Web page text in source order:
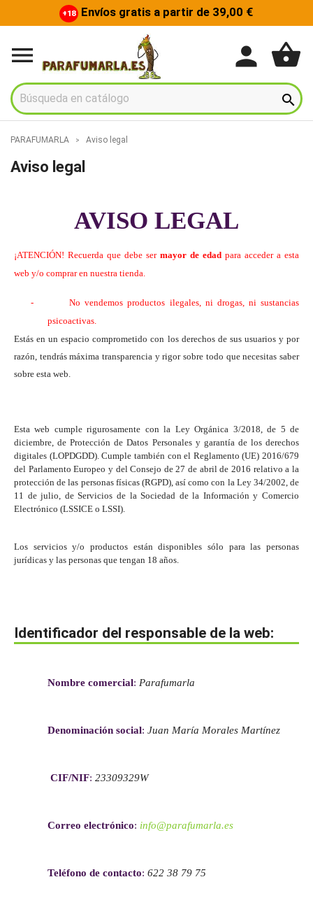
+18 Envíos gratis a partir de 39,00 €
 person shopping_basket

PARAFUMARLA Aviso legal
Aviso legal
AVISO LEGAL
¡ATENCIÓN! Recuerda que debe ser mayor de edad para acceder a esta
web y/o comprar en nuestra tienda.
-
No vendemos productos ilegales, ni drogas, ni sustancias
psicoactivas.
Estás en un espacio comprometido con los derechos de sus usuarios y por
razón, tendrás máxima transparencia y rigor sobre todo que necesitas saber
sobre esta web.
Esta web cumple rigurosamente con la Ley Orgánica 3/2018, de 5 de
diciembre, de Protección de Datos Personales y garantía de los derechos
digitales (LOPDGDD). Cumple también con el Reglamento (UE) 2016/679
del Parlamento Europeo y del Consejo de 27 de abril de 2016 relativo a la
protección de las personas físicas (RGPD), así como con la Ley 34/2002, de
11 de julio, de Servicios de la Sociedad de la Información y Comercio
Electrónico (LSSICE o LSSI).
Los servicios y/o productos están disponibles sólo para las personas
jurídicas y las personas que tengan 18 años.
Identificador del responsable de la web:
Nombre comercial: Parafumarla
Denominación social: Juan María Morales Martínez
CIF/NIF: 23309329W
Correo electrónico: info@parafumarla.es
Teléfono de contacto: 622 38 79 75